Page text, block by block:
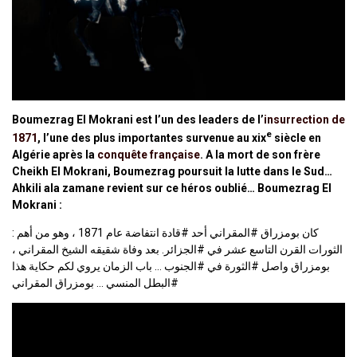
Boumezrag El Mokrani est l’un des leaders de l’insurrection de
1871, l’une des plus importantes survenue au xixe siècle en
Algérie après la conquête française. A la mort de son frère
Cheikh El Mokrani, Boumezrag poursuit la lutte dans le Sud…
Ahkili ala zamane revient sur ce héros oublié… Boumezrag El
Mokrani :
: كان بومزراق #المقراني أحد #قادة انتفاضة عام 1871 ، وهو من أهم
الثورات القرن التاسع عشر في #الجزائر. بعد وفاة شقيقه الشيخ المقراني ،
بومزراق واصل #الثورة في #الجنوب … باب الزمان يروي لكم حكاية هذا
#البطل المنسي … بومزراق المقراني